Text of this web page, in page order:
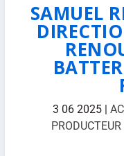
SAMUEL
3 06 2025 |
PRODUCTEUR